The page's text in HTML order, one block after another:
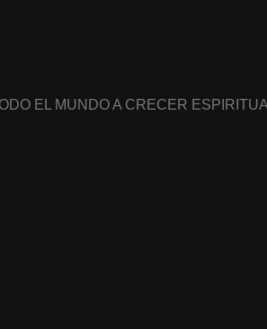
EL MUNDO A CRECER